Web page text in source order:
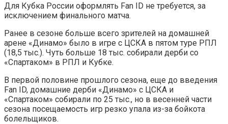
Для Кубка России оформлять Fan ID не требуется, за
исключением финального матча.
Ранее в сезоне больше всего зрителей на домашней
арене «Динамо» было в игре с ЦСКА в пятом туре РПЛ
(18,5 тыс.). Чуть больше 18 тыс. собирали дерби со
«Спартаком» в РПЛ и Кубке.
В первой половине прошлого сезона, еще до введения
Fan ID, домашние дерби «Динамо» с ЦСКА и
«Спартаком» собирали по 25 тыс., но в весенней части
сезона посещаемость игр резко упала из-за бойкота
болельщиков.